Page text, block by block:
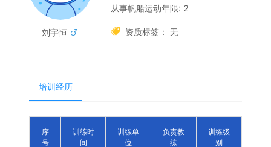
刘宇恒 
从事帆船运动年限: 2
 资质标签： 无
培训经历
序
号
训练时
间
训练单
位
负责教
练
训练级
别